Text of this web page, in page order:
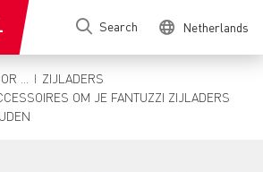
Search Netherlands
...
ZIJLADERS
OM JE FANTUZZI ZIJLADERS